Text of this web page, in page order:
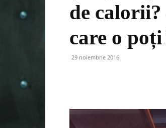
de
care o
29 noiembrie 2016